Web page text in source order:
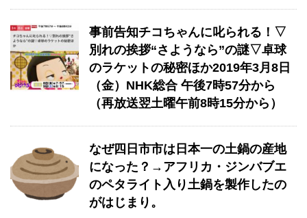
事前告知チコちゃんに叱られる！▽
別れの挨拶“さようなら”の謎▽卓球
のラケットの秘密ほか2019年3月8日
（金）NHK総合 午後7時57分から
（再放送翌土曜午前8時15分から）
なぜ四日市市は日本一の土鍋の産地
になった？→アフリカ・ジンバブエ
のペタライト入り土鍋を製作したの
がはじまり。